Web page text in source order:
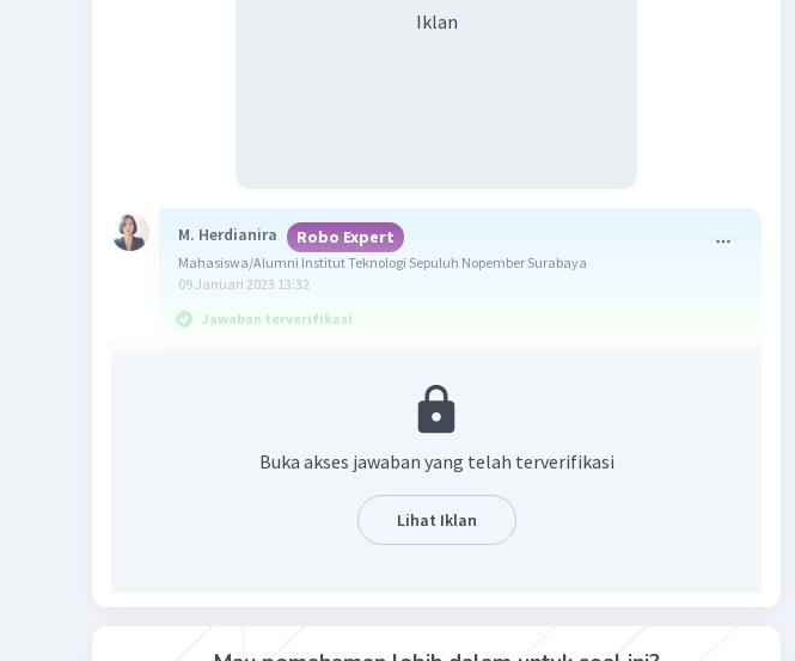
Iklan
M. Herdianira Robo Expert
Mahasiswa/Alumni Institut Teknologi Sepuluh Nopember Surabaya
09 Januari 2023 13:32
Jawaban terverifikasi
Resultan gaya merupakan jumlah dua gaya atau lebih yang bekerja
Resultan gaya dirumuskan:
F bertanda negatif jika arahnya ke kiri
Buka akses jawaban yang telah terverifikasi
Lihat Iklan